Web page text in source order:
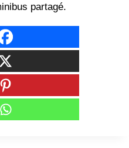
partagé.